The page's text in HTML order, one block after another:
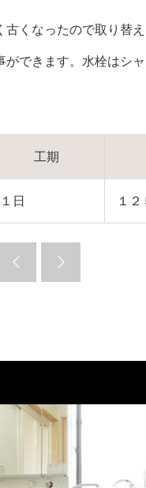
くなったので取り替
できます。水栓はシ
工期
１日 １